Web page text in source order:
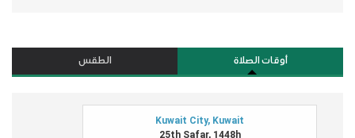
أوقات الصلاة الطقس